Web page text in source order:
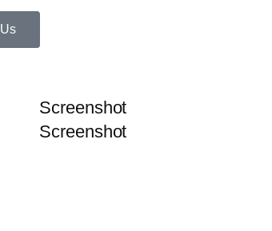
Screenshot
Screenshot